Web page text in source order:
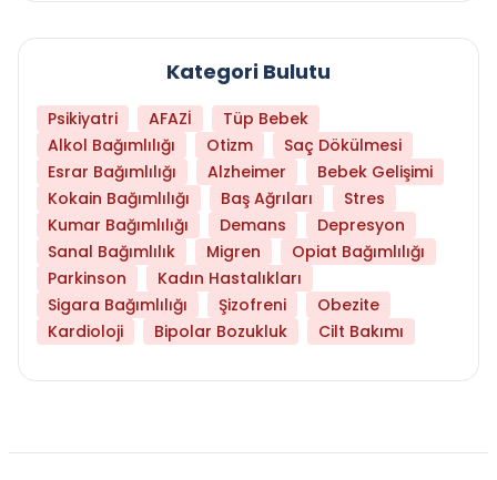
Kategori Bulutu
Psikiyatri AFAZİ
Tüp Bebek
Alkol Bağımlılığı
Otizm
Saç Dökülmesi
Esrar Bağımlılığı
Alzheimer
Bebek Gelişimi
Kokain Bağımlılığı
Baş Ağrıları
Stres
Kumar Bağımlılığı
Demans
Depresyon
Sanal Bağımlılık
Migren
Opiat Bağımlılığı
Parkinson
Kadın Hastalıkları
Sigara Bağımlılığı
Şizofreni
Obezite
Kardioloji
Bipolar Bozukluk Cilt Bakımı